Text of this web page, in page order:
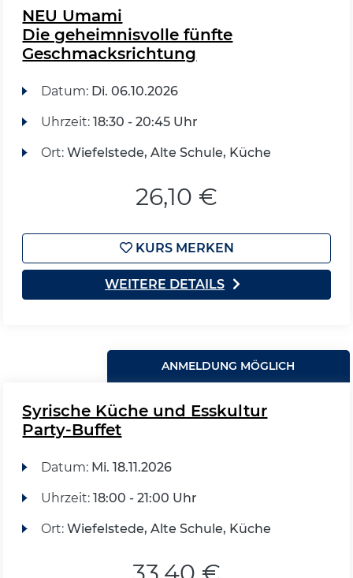
NEU Umami
Die geheimnisvolle fünfte
Geschmacksrichtung
Datum: Di. 06.10.2026
Uhrzeit: 18:30 - 20:45 Uhr
Ort: Wiefelstede, Alte Schule, Küche
26,10 €
KURS MERKEN
WEITERE DETAILS
ANMELDUNG MÖGLICH
Syrische Küche und Esskultur
Party-Buffet
Datum: Mi. 18.11.2026
Uhrzeit: 18:00 - 21:00 Uhr
Ort: Wiefelstede, Alte Schule, Küche